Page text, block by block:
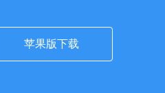
苹果版下载